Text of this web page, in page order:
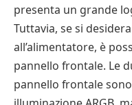
presenta un grande
Tuttavia, se si
all’alimentatore, è
pannello frontale. Le
pannello frontale